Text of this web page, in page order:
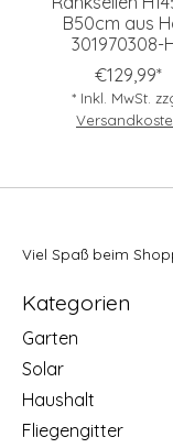
B50cm aus
301970308-
€129,99*
* Inkl. MwSt.
Viel Spaß beim
Kategorien
Garten
Solar
Haushalt
Fliegengitter